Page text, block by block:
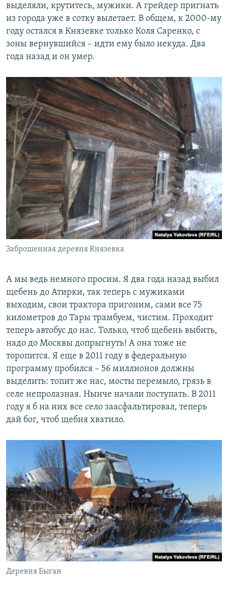
выделяли, крутитесь, мужики. А грейдер пригнать
из города уже в сотку вылетает. В общем, к 2000-му
году остался в Князевке только Коля Саренко, с
зоны вернувшийся – идти ему было некуда. Два
года назад и он умер.
Заброшенная деревня Князевка
А мы ведь немного просим. Я два года назад выбил
щебень до Атирки, так теперь с мужиками
выходим, свои трактора пригоним, сами все 75
километров до Тары трамбуем, чистим. Проходит
теперь автобус до нас. Только, чтоб щебень выбить,
надо до Москвы допрыгнуть! А она тоже не
торопится. Я еще в 2011 году в федеральную
программу пробился – 56 миллионов должны
выделить: топит же нас, мосты перемыло, грязь в
селе непролазная. Нынче начали поступать. В 2011
году я б на них все село заасфальтировал, теперь
дай бог, чтоб щебня хватило.
Деревня Быган